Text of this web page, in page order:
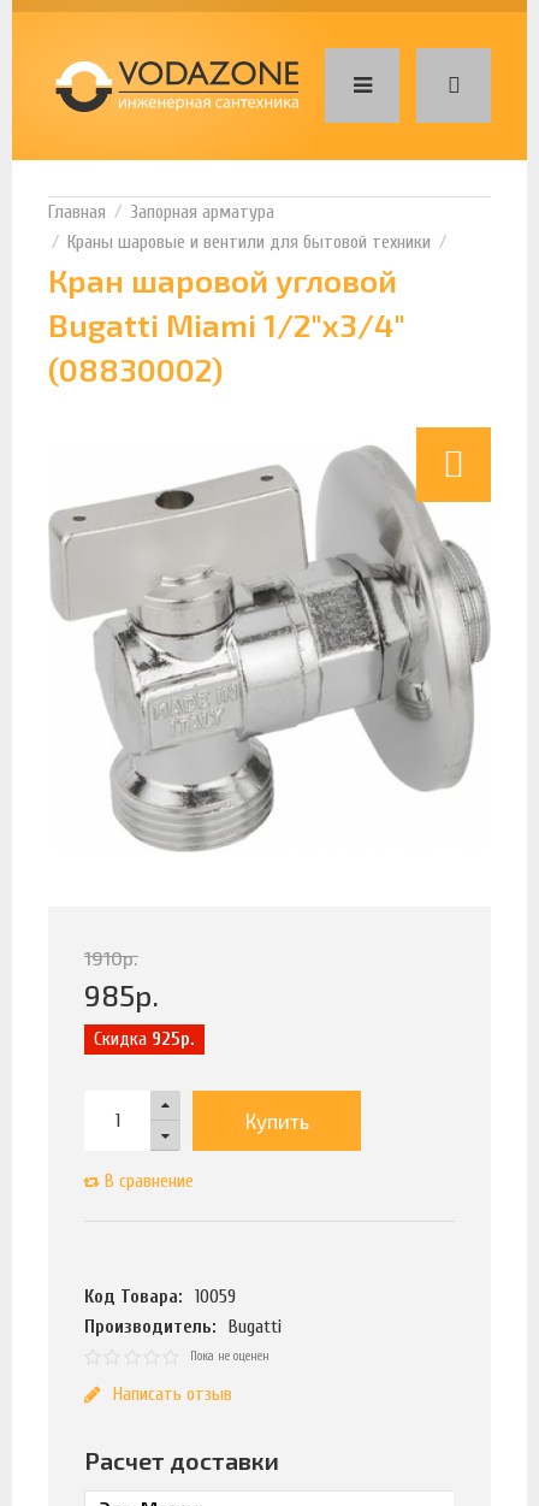
Запорная арматура
Краны шаровые и вентили для бытовой техники
Кран шаровой угловой
Bugatti Miami 1/2"x3/4"
(08830002)
1910р.
985р.
Скидка 925р.
Купить
В сравнение
Код Товара:
10059
Производитель:
Bugatti
Пока не оценен
Написать отзыв
Расчет доставки